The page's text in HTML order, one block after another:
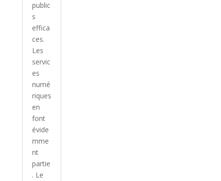
public
s
effica
ces.
Les
servic
es
numé
riques
en
font
évide
mme
nt
partie
. Le